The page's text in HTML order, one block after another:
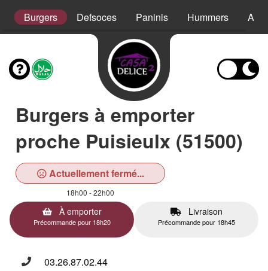
Burgers Defsoces Paninis Hummers
Burgers à emporter
proche Puisieulx (51500)
Actuellement fermé...
18h00 - 22h00
À emporter
Précommande pour 18h20
Livraison
Précommande pour 18h45
03.26.87.02.44